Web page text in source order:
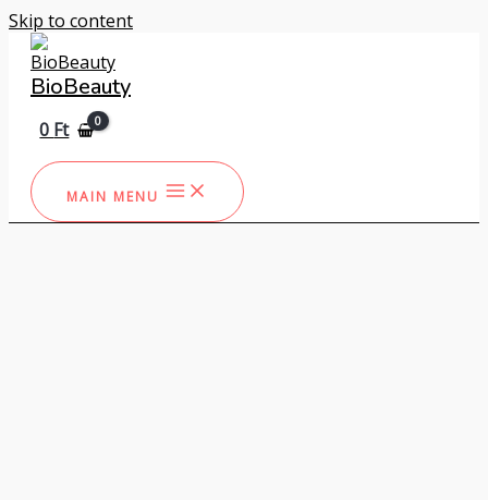
Skip to content
BioBeauty
0 Ft
MAIN MENU